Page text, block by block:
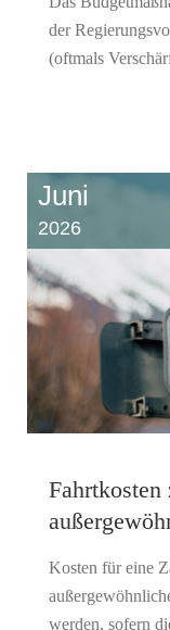
der
(oftmals
Juni
2026
Fahrtkosten
Kosten für eine
werden, sofern